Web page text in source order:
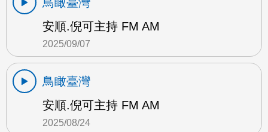
安順.倪可主持 FM AM
2025/09/07
鳥瞰臺灣
安順.倪可主持 FM AM
2025/08/24